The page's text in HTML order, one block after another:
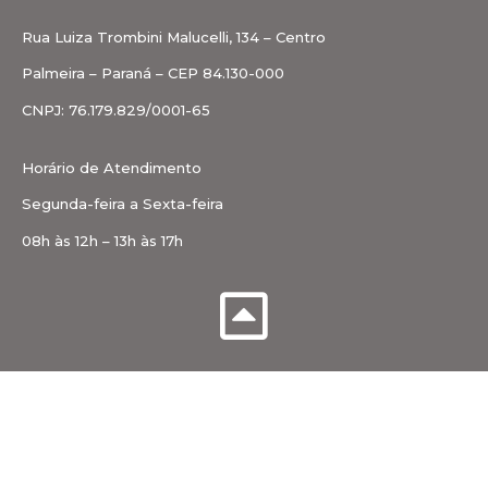
Rua Luiza Trombini Malucelli, 134 – Centro
Palmeira – Paraná – CEP 84.130-000
CNPJ: 76.179.829/0001-65
Horário de Atendimento
Segunda-feira a Sexta-feira
08h às 12h – 13h às 17h